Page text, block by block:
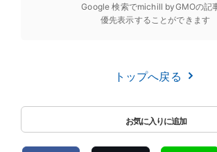
Google 検索でmichill byGMOの記
優先表示することができます
トップへ戻る